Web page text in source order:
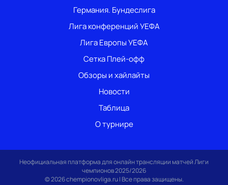
Германия. Бундеслига
Лига конференций УЕФА
Лига Европы УЕФА
Сетка Плей-офф
Обзоры и хайлайты
Новости
Таблица
О турнире
Неофициальная платформа для онлайн трансляции матчей Лиги
чемпионов 2025/2026
© 2026 chempionovliga.ru | Все права защищены.